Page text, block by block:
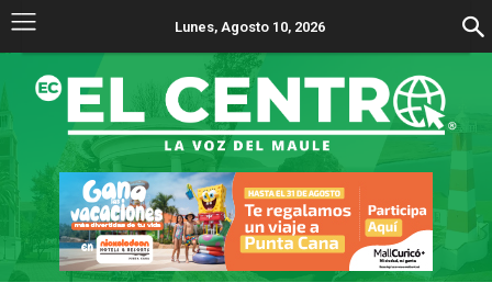
Lunes, Agosto 10, 2026